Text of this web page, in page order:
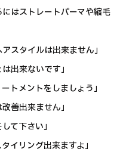
はストレートパーマや縮毛
スタイルは出来ません」
出来ないです」
トメントをしましょう」
善出来ません」
て下さい」
イリング出来ますよ」